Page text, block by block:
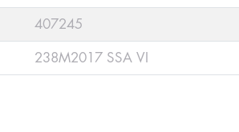
407245
238M2017 SSA VI